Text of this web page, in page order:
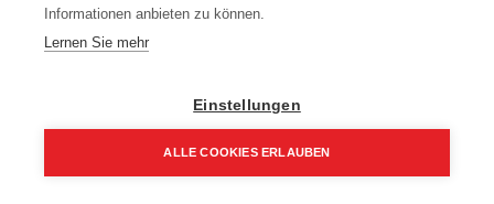
250,80 € inkl. Mwst
209,00 € / Stk.
In den Einkaufskorb
Informationen anbieten zu können.
Lernen Sie mehr
Einstellungen
ALLE COOKIES ERLAUBEN